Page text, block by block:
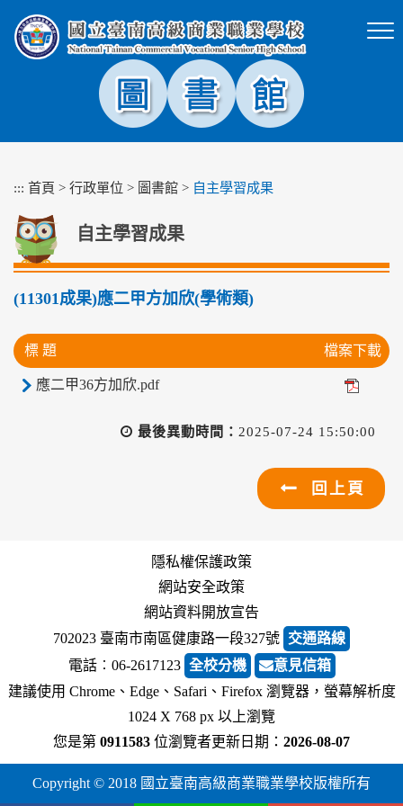
塊
::: 首頁 > 行政單位 > 圖書館 > 自主學習成果
自主學習成果
(11301成果)應二甲方加欣(學術類)
標 題 檔案下載
應二甲36方加欣.pdf
最後異動時間： 2025-07-24 15:50:00
回上頁
隱私權保護政策
網站安全政策
網站資料開放宣告
702023 臺南市南區健康路一段327號 交通路線
電話︰06-2617123 全校分機
意見信箱
建議使用 Chrome、Edge、Safari、Firefox 瀏覽器，螢幕解析度
1024 X 768 px 以上瀏覽
您是第 0911583 位瀏覽者更新日期： 2026-08-07
Copyright © 2018 國立臺南高級商業職業學校版權所有